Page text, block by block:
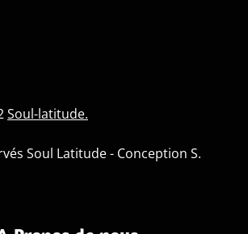
Soul-latitude.
Soul Latitude - Conception S.